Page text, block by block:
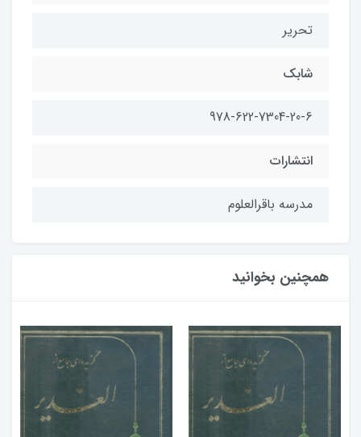
تحریر
شابك
978-622-7304-20-6
انتشارات
مدرسه باقرالعلوم
همچنین بخوانید